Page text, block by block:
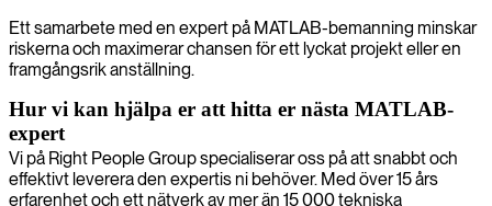
Ett samarbete med en expert på MATLAB-bemanning minskar
riskerna och maximerar chansen för ett lyckat projekt eller en
framgångsrik anställning.
Hur vi kan hjälpa er att hitta er nästa MATLAB-
expert
Vi på Right People Group specialiserar oss på att snabbt och
effektivt leverera den expertis ni behöver. Med över 15 års
erfarenhet och ett nätverk av mer än 15 000 tekniska